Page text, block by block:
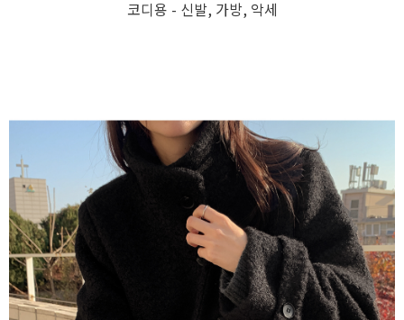
코디용 - 신발, 가방, 악세